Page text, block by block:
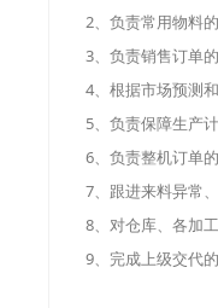
2、负责常用物料
3、负责销售订单
4、根据市场预测
5、负责保障生产
6、负责整机订单
7、跟进来料异常
8、对仓库、各加
9、完成上级交代